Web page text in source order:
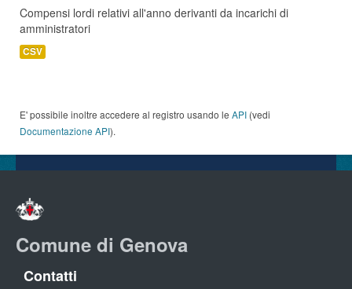
Compensi lordi relativi all'anno derivanti da incarichi di
amministratori
CSV
E' possibile inoltre accedere al registro usando le API (vedi
Documentazione API).
Comune di Genova
Contatti